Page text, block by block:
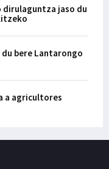
dirulaguntza jaso du
bere Lantarongo
a agricultores